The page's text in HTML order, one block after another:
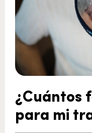
¿Cuántos
para mi